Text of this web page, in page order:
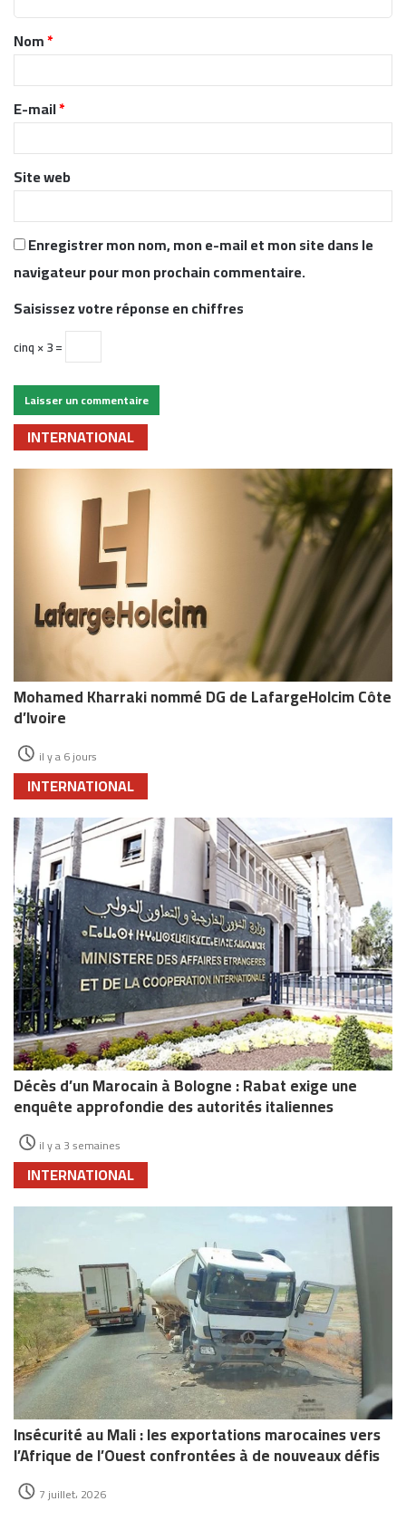
t
a
r
e
*
Nom*
E-mail*
Site web
Enregistrer mon nom, mon e-mail et mon site dans le
navigateur pour mon prochain commentaire.
Saisissez votre réponse en chiffres
cinq × 3 =
INTERNATIONAL
Mohamed Kharraki nommé DG de LafargeHolcim Côte
d’Ivoire
il y a 6 jours
INTERNATIONAL
Décès d’un Marocain à Bologne : Rabat exige une
enquête approfondie des autorités italiennes
il y a 3 semaines
INTERNATIONAL
Insécurité au Mali : les exportations marocaines vers
l’Afrique de l’Ouest confrontées à de nouveaux défis
7 juillet، 2026